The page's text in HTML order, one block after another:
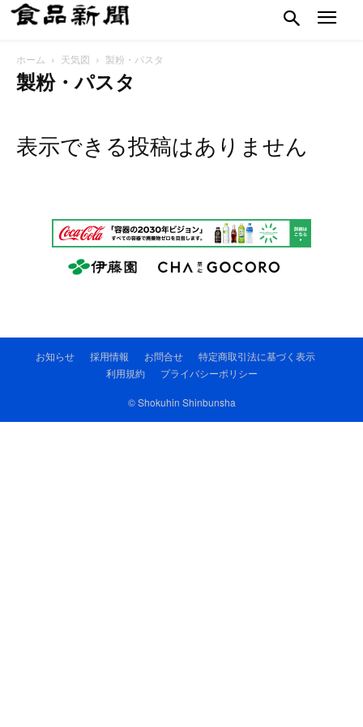
ホーム 天気図 製粉・パスタ
製粉・パスタ
表示できる投稿はありません
お知らせ 採用情報 お問合せ
特定商取引法に基づく表示
利用規約
プライバシーポリシー
© Shokuhin Shinbunsha